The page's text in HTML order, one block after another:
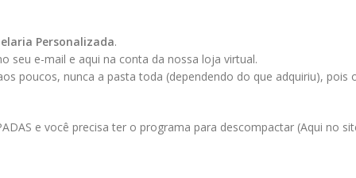
Personalizada.
seu e-mail e aqui na conta da nossa loja virtual.
poucos, nunca a pasta toda (dependendo do que adquiriu),
e você precisa ter o programa para descompactar (Aqui no